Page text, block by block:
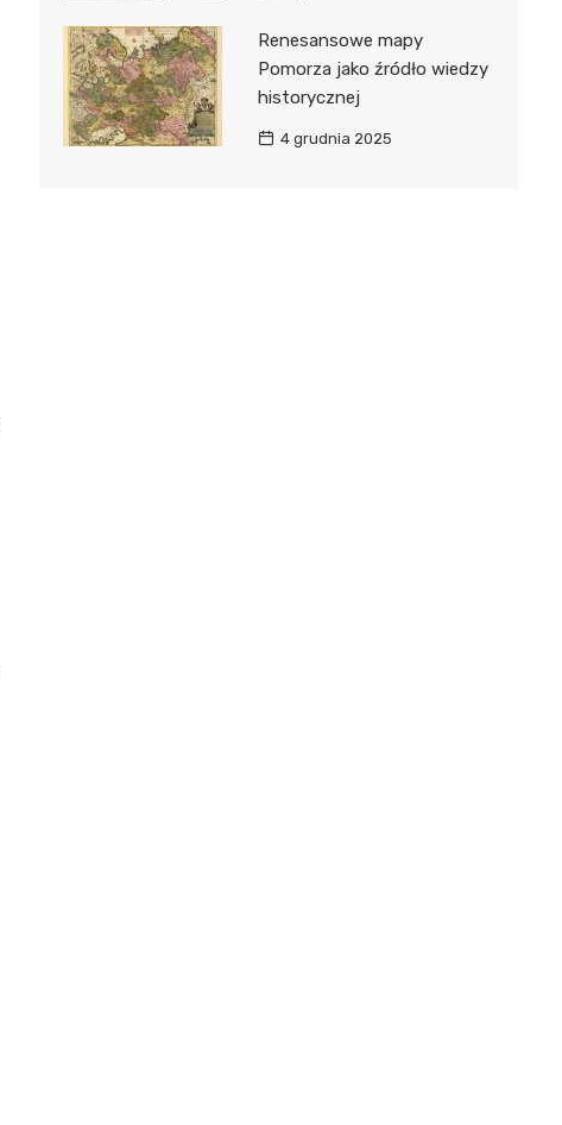
Renesansowe mapy
Pomorza jako źródło wiedzy
historycznej
4 grudnia 2025